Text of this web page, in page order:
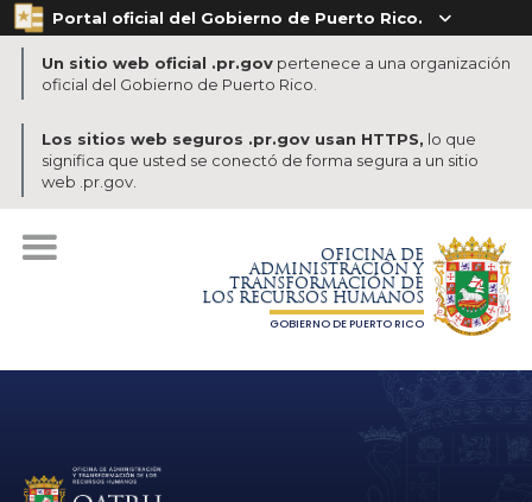
Portal oficial del Gobierno de Puerto Rico. 
Un sitio web oficial .pr.govpertenece a una organización
oficial del Gobierno de Puerto Rico.
Los sitios web seguros .pr.gov usan HTTPS, lo que
significa que usted se conectó de forma segura a un sitio
web .pr.gov.
OFICINA DE
ADMINISTRACIÓN Y
TRANSFORMACIÓN DE
LOS RECURSOS HUMANOS
GOBIERNO DE PUERTO RICO